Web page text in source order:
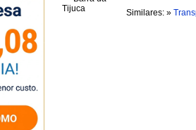
Similares: »